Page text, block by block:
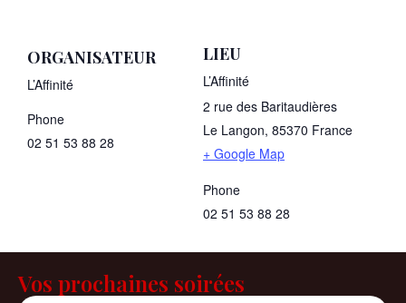
ORGANISATEUR
L’Affinité
Phone
02 51 53 88 28
LIEU
L’Affinité
2 rue des Baritaudières
Le Langon, 85370 France
+ Google Map
Phone
02 51 53 88 28
Vos prochaines soirées